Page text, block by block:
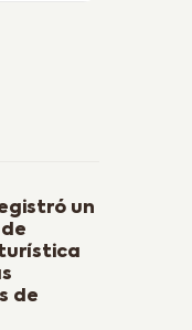
un
de